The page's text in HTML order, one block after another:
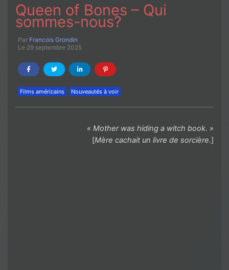
Queen of Bones – Qui
sommes-nous?
Par Francois Grondin
Le 29 septembre 2025
Films américains Nouveautés à voir
« Mother was hiding a witch book. »
[Mère cachait un livre de sorcière.]